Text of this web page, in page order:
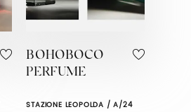
BOHOBOCO
PERFUME
STAZIONE LEOPOLDA / A/24